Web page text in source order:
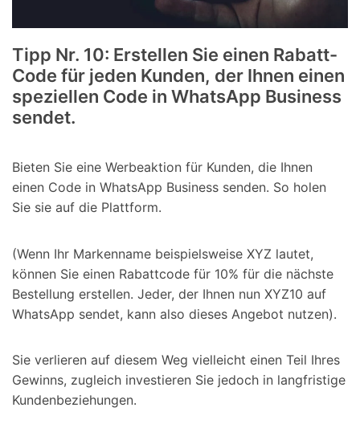
Tipp Nr. 10: Erstellen Sie einen Rabatt-
Code für jeden Kunden, der Ihnen einen
speziellen Code in WhatsApp Business
sendet.
Bieten Sie eine Werbeaktion für Kunden, die Ihnen
einen Code in WhatsApp Business senden. So holen
Sie sie auf die Plattform.
(Wenn Ihr Markenname beispielsweise XYZ lautet,
können Sie einen Rabattcode für 10% für die nächste
Bestellung erstellen. Jeder, der Ihnen nun XYZ10 auf
WhatsApp sendet, kann also dieses Angebot nutzen).
Sie verlieren auf diesem Weg vielleicht einen Teil Ihres
Gewinns, zugleich investieren Sie jedoch in langfristige
Kundenbeziehungen.